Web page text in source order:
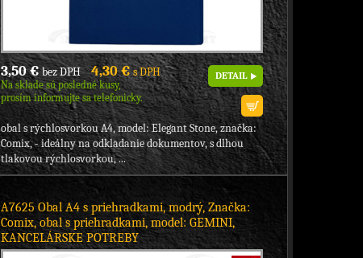
3,50 €bez DPH 4,30 €s DPH
Na sklade sú posledné kusy,
prosím informujte sa telefonicky.
DETAIL
obal s rýchlosvorkou A4, model: Elegant Stone, značka:
Comix, - ideálny na odkladanie dokumentov, s dlhou
tlakovou rýchlosvorkou, ...
A7625 Obal A4 s priehradkami, modrý, Značka:
Comix, obal s priehradkami, model: GEMINI,
KANCELÁRSKE POTREBY